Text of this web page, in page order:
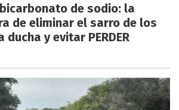
de sodio: la
de eliminar el sarro de los
y evitar PERDER